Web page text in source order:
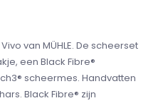
van MÜHLE. De scheerset
een Black Fibre®
scheermes. Handvatten
Black Fibre® zijn